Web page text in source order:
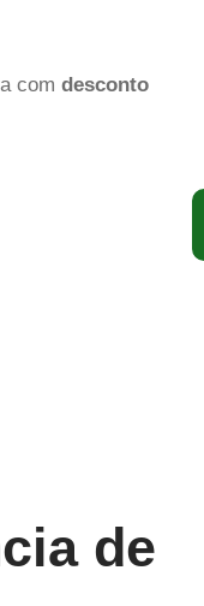
com desconto
de